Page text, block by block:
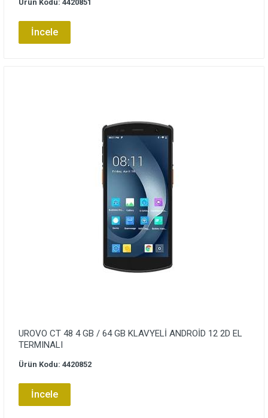
Ürün Kodu: 4420851
İncele
UROVO CT 48 4 GB / 64 GB KLAVYELİ ANDROİD 12 2D EL
TERMINALI
Ürün Kodu: 4420852
İncele